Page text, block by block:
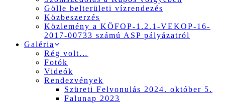
Gölle belterületi vízrendezés
Közbeszerzés
Közlemény a KÖFOP-1.2.1-VEKOP-16-
2017-00733 számú ASP pályázatról
Galéria
Rég volt…
Fotók
Videók
Rendezvények
Szüreti Felvonulás 2024. október 5.
Falunap 2023